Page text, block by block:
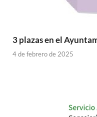
3 plazas en el
4 de febrero de 2025